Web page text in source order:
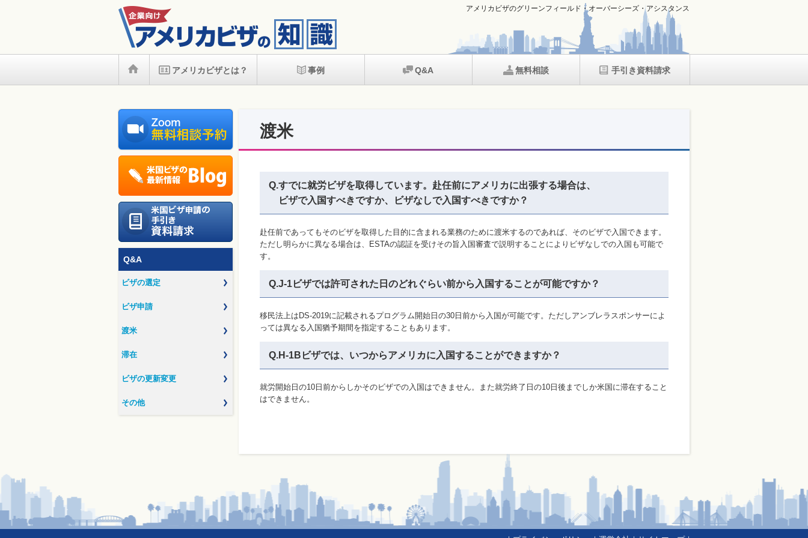
アメリカビザのグリーンフィールド・オーバーシーズ・アシスタンス
アメリカビザとは？ 事例 Q&A 無料相談 手引き資料請求
Q&A
ビザの選定
ビザ申請
渡米
滞在
ビザの更新変更
その他
渡米
Q.すでに就労ビザを取得しています。赴任前にアメリカに出張する場合は、
ビザで入国すべきですか、ビザなしで入国すべきですか？
赴任前であってもそのビザを取得した目的に含まれる業務のために渡米するのであれば、そのビザで入国できます。
ただし明らかに異なる場合は、ESTAの認証を受けその旨入国審査で説明することによりビザなしでの入国も可能で
す。
Q.J-1ビザでは許可された日のどれぐらい前から入国することが可能ですか？
移民法上はDS-2019に記載されるプログラム開始日の30日前から入国が可能です。ただしアンブレラスポンサーによ
っては異なる入国猶予期間を指定することもあります。
Q.H-1Bビザでは、いつからアメリカに入国することができますか？
就労開始日の10日前からしかそのビザでの入国はできません。また就労終了日の10日後までしか米国に滞在すること
はできません。